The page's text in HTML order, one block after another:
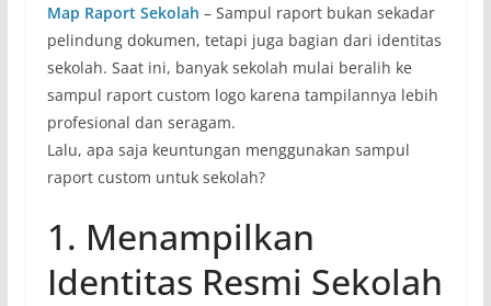
Map Raport Sekolah – Sampul raport bukan sekadar
pelindung dokumen, tetapi juga bagian dari identitas
sekolah. Saat ini, banyak sekolah mulai beralih ke
sampul raport custom logo karena tampilannya lebih
profesional dan seragam.
Lalu, apa saja keuntungan menggunakan sampul
raport custom untuk sekolah?
1. Menampilkan
Identitas Resmi Sekolah